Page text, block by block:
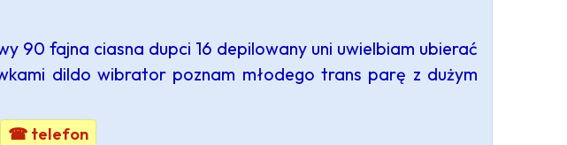
90 fajna ciasna dupci 16 depilowany uni uwielbiam ubierać
dildo wibrator poznam młodego trans parę z dużym
☎ telefon